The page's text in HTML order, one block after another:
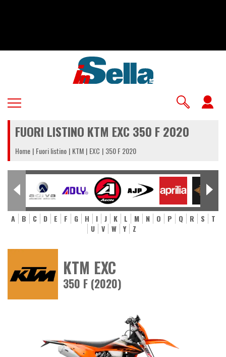
FUORI LISTINO KTM EXC 350 F 2020
Home Fuori listino KTM EXC 350 F 2020
A B C D E F G H I J K L M N O P Q R S
T
U
V W Y Z
KTM EXC
350 F (2020)